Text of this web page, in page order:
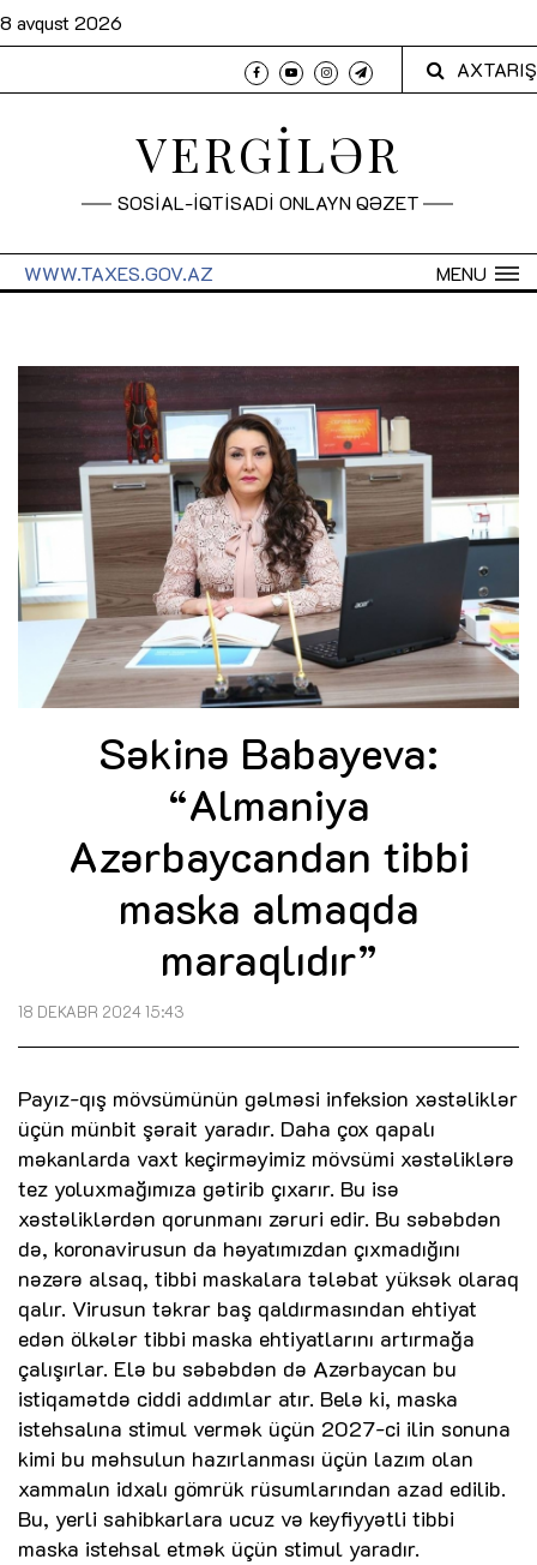
8 avqust 2026
AXTARIŞ
VERGİLƏR
SOSİAL-İQTİSADİ ONLAYN QƏZET
MENU
WWW.TAXES.GOV.AZ
Səkinə Babayeva:
“Almaniya
Azərbaycandan tibbi
maska almaqda
maraqlıdır”
18 DEKABR 2024 15:43
Payız-qış mövsümünün gəlməsi infeksion xəstəliklər
üçün münbit şərait yaradır. Daha çox qapalı
məkanlarda vaxt keçirməyimiz mövsümi xəstəliklərə
tez yoluxmağımıza gətirib çıxarır. Bu isə
xəstəliklərdən qorunmanı zəruri edir. Bu səbəbdən
də, koronavirusun da həyatımızdan çıxmadığını
nəzərə alsaq, tibbi maskalara tələbat yüksək olaraq
qalır. Virusun təkrar baş qaldırmasından ehtiyat
edən ölkələr tibbi maska ehtiyatlarını artırmağa
çalışırlar. Elə bu səbəbdən də Azərbaycan bu
istiqamətdə ciddi addımlar atır. Belə ki, maska
istehsalına stimul vermək üçün 2027-ci ilin sonuna
kimi bu məhsulun hazırlanması üçün lazım olan
xammalın idxalı gömrük rüsumlarından azad edilib.
Bu, yerli sahibkarlara ucuz və keyfiyyətli tibbi
maska istehsal etmək üçün stimul yaradır.